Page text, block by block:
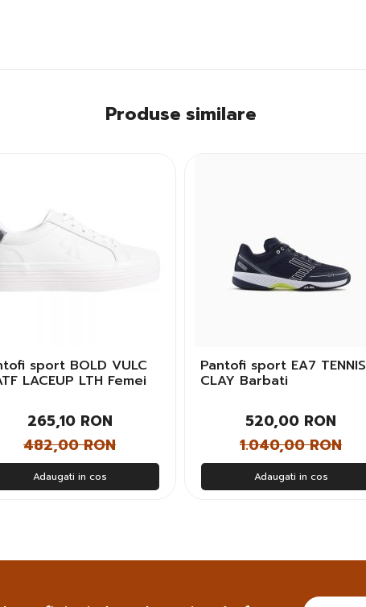
Produse similare
sport BOLD VULC
LACEUP LTH Femei
265,10 RON
482,00 RON
Adaugati in cos
Pantofi sport EA7 TENNIS
CLAY Barbati
520,00 RON
1.040,00 RON
Adaugati in cos